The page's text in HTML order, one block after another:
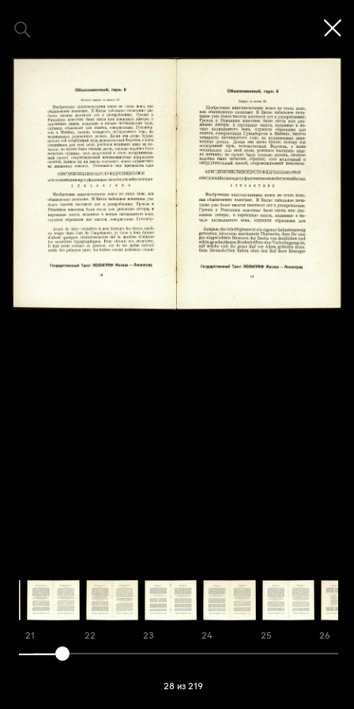
21 22 23 24 25 26
28 из 219